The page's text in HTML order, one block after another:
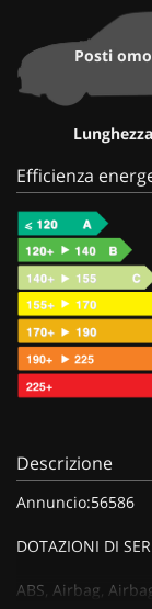
Posti
Efficienza
Descrizione
Annuncio:56586
DOTAZIONI DI
ABS, Airbag,